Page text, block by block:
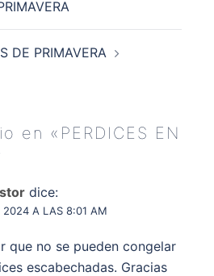
DE PRIMAVERA
en « PERDICES EN
dice:
2024 A LAS 8:01 AM
que no se pueden congelar
escabechadas. Gracias